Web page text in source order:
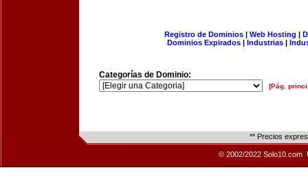
Registro de Dominios| Web Hosting |
Dominios Expirados | Industrias |
Categorías de Dominio:
[Pág.
** Precios
© 2002/2022 Solo10.com